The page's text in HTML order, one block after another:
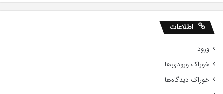
اطلاعات
ورود
خوراک ورودی‌ها
خوراک دیدگاه‌ها